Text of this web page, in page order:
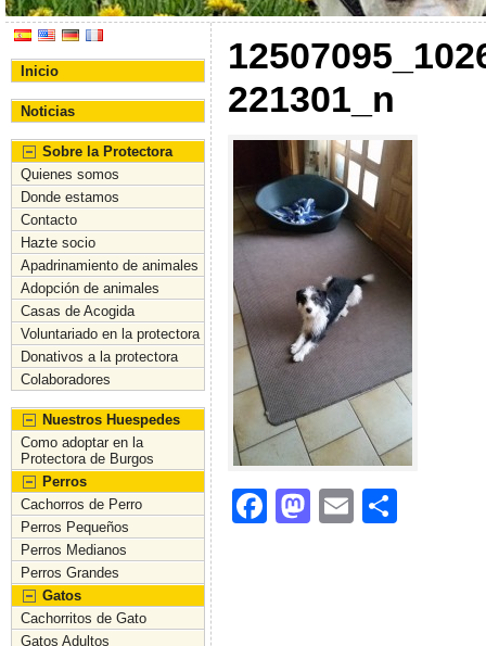
Inicio
Noticias
Sobre la Protectora
Quienes somos
Donde estamos
Contacto
Hazte socio
Apadrinamiento de animales
Adopción de animales
Casas de Acogida
Voluntariado en la protectora
Donativos a la protectora
Colaboradores
Nuestros Huespedes
Como adoptar en la
Protectora de Burgos
Perros
Cachorros de Perro
Perros Pequeños
Perros Medianos
Perros Grandes
Gatos
Cachorritos de Gato
Gatos Adultos
221301_n
F
M
E